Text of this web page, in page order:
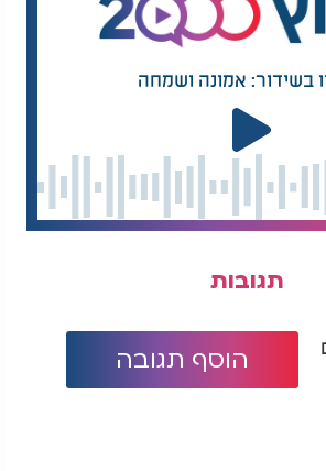
כבד? האם צריך לחתוך כבד
בראל
בשידור: אמונה ושמחה
תגובות
הוסף תגובה